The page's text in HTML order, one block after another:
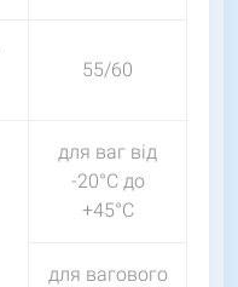
55/60
для ваг від
-20°С до
+45°С
для вагового